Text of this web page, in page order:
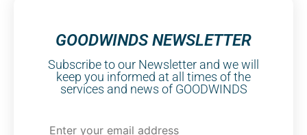
GOODWINDS NEWSLETTER
Subscribe to our Newsletter and we will
keep you informed at all times of the
services and news of GOODWINDS